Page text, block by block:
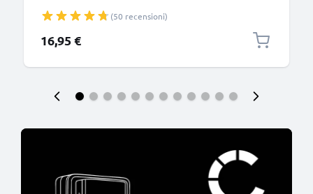
macchine fotografiche e videocamere
(50 recensioni)
16,95 €